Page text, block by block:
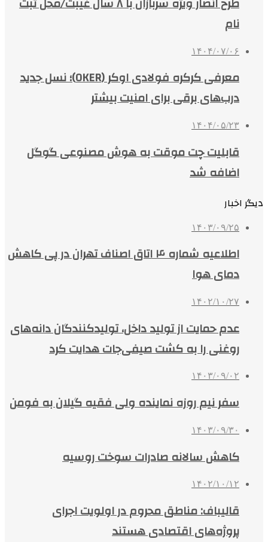
نام
۱۴۰۴/۰۷/۰۶
معرفی کرکره فولادی اوکر (OKER)؛ نسل جدید
درب‌های برقی برای امنیت بیشتر
۱۴۰۴/۰۵/۲۳
قابلیت چت موقت به هوش مصنوعی گوگل
اضافه شد
دیگر اخبار
۱۴۰۳/۰۹/۲۵
اطلاعیه شماره ۴ اتاق اصناف تهران در پی کاهش
دمای هوا
۱۴۰۲/۱۰/۲۷
عدم حمایت از تولید داخل، تولیدکنندگان دانه‌های
روغنی را به کشت صیفی‌جات هدایت کرد
۱۴۰۳/۰۹/۰۲
سفر نیم روزه نماینده ولی فقیه گیلان به فومن
۱۴۰۳/۰۹/۳۰
کاهش سالانه صادرات سوخت روسیه
۱۴۰۲/۱۰/۱۲
قالیباف: مناطق محروم در اولویت اجرای
پروژه‌های اقتصادی هستند